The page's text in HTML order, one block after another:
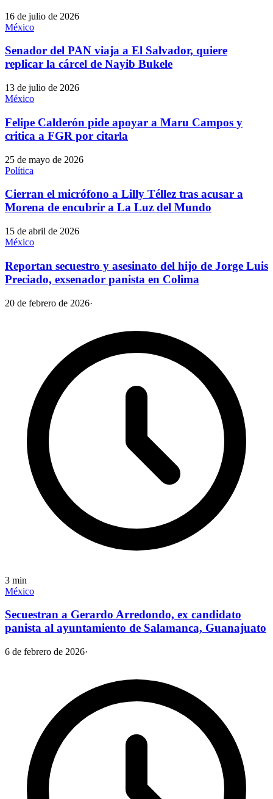
16 de julio de 2026
México
Senador del PAN viaja a El Salvador, quiere
replicar la cárcel de Nayib Bukele
13 de julio de 2026
México
Felipe Calderón pide apoyar a Maru Campos y
critica a FGR por citarla
25 de mayo de 2026
Política
Cierran el micrófono a Lilly Téllez tras acusar a
Morena de encubrir a La Luz del Mundo
15 de abril de 2026
México
Reportan secuestro y asesinato del hijo de Jorge Luis
Preciado, exsenador panista en Colima
20 de febrero de 2026·
3 min
México
Secuestran a Gerardo Arredondo, ex candidato
panista al ayuntamiento de Salamanca, Guanajuato
6 de febrero de 2026·